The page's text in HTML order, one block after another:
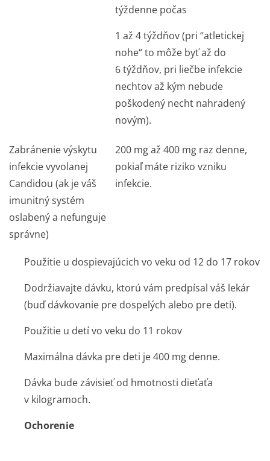
týždenne počas
1 až 4 týždňov (pri “atletickej
nohe“ to môže byť až do
6 týždňov, pri liečbe infekcie
nechtov až kým nebude
poškodený necht nahradený
novým).
Zabránenie výskytu
infekcie vyvolanej
Candidou (ak je váš
imunitný systém
oslabený a nefunguje
správne)
200 mg až 400 mg raz denne,
pokiaľ máte riziko vzniku
infekcie.
Použitie u dospievajúcich vo veku od 12 do 17 rokov
Dodržiavajte dávku, ktorú vám predpísal váš lekár
(buď dávkovanie pre dospelých alebo pre deti).
Použitie u detí vo veku do 11 rokov
Maximálna dávka pre deti je 400 mg denne.
Dávka bude závisieť od hmotnosti dieťaťa
v kilogramoch.
Ochorenie